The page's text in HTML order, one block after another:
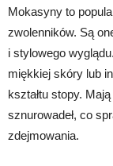
Mokasyny to
zwolenników. Są
i stylowego
miękkiej skóry lub
kształtu stopy.
sznurowadeł, co
zdejmowania.